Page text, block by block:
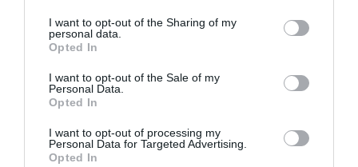
I want to opt-out of the Sharing of my
personal data.
Opted In
I want to opt-out of the Sale of my
Personal Data.
Opted In
I want to opt-out of processing my
Personal Data for Targeted Advertising.
Opted In